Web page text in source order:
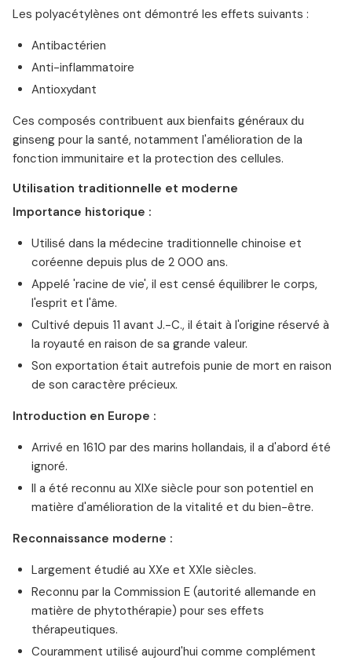
Les polyacétylènes ont démontré les effets suivants :
Antibactérien
Anti-inflammatoire
Antioxydant
Ces composés contribuent aux bienfaits généraux du
ginseng pour la santé, notamment l'amélioration de la
fonction immunitaire et la protection des cellules.
Utilisation traditionnelle et moderne
Importance historique :
Utilisé dans la médecine traditionnelle chinoise et
coréenne depuis plus de 2 000 ans.
Appelé 'racine de vie', il est censé équilibrer le corps,
l'esprit et l'âme.
Cultivé depuis 11 avant J.-C., il était à l'origine réservé à
la royauté en raison de sa grande valeur.
Son exportation était autrefois punie de mort en raison
de son caractère précieux.
Introduction en Europe :
Arrivé en 1610 par des marins hollandais, il a d'abord été
ignoré.
Il a été reconnu au XIXe siècle pour son potentiel en
matière d'amélioration de la vitalité et du bien-être.
Reconnaissance moderne :
Largement étudié au XXe et XXIe siècles.
Reconnu par la Commission E (autorité allemande en
matière de phytothérapie) pour ses effets
thérapeutiques.
Couramment utilisé aujourd'hui comme complément